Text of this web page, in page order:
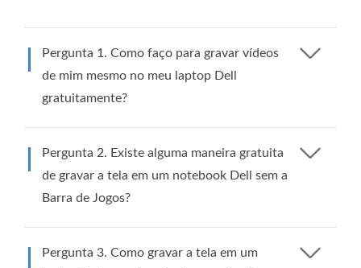
Pergunta 1. Como faço para gravar vídeos
de mim mesmo no meu laptop Dell
gratuitamente?
Pergunta 2. Existe alguma maneira gratuita
de gravar a tela em um notebook Dell sem a
Barra de Jogos?
Pergunta 3. Como gravar a tela em um